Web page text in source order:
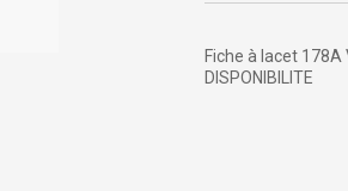
Fiche à lacet 178A
DISPONIBILITE